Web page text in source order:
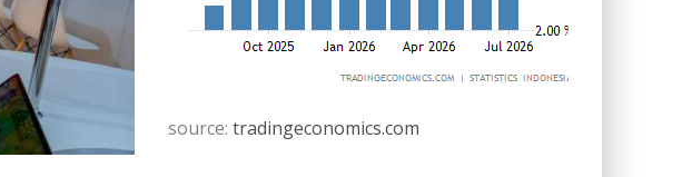
source: tradingeconomics.com